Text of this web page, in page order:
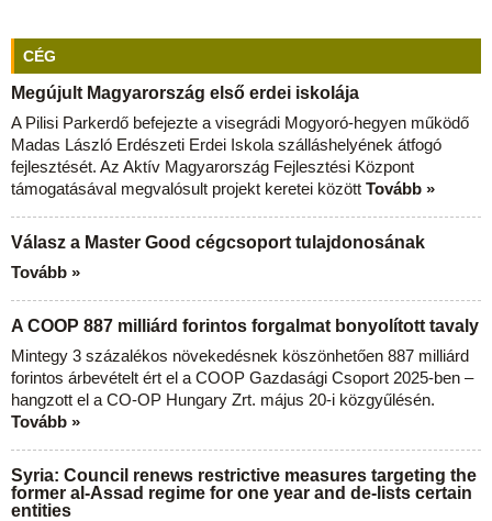
CÉG
Megújult Magyarország első erdei iskolája
A Pilisi Parkerdő befejezte a visegrádi Mogyoró-hegyen működő
Madas László Erdészeti Erdei Iskola szálláshelyének átfogó
fejlesztését. Az Aktív Magyarország Fejlesztési Központ
támogatásával megvalósult projekt keretei között Tovább »
Válasz a Master Good cégcsoport tulajdonosának
Tovább »
A COOP 887 milliárd forintos forgalmat bonyolított tavaly
Mintegy 3 százalékos növekedésnek köszönhetően 887 milliárd
forintos árbevételt ért el a COOP Gazdasági Csoport 2025-ben –
hangzott el a CO-OP Hungary Zrt. május 20-i közgyűlésén.
Tovább »
Syria: Council renews restrictive measures targeting the
former al-Assad regime for one year and de-lists certain
entities